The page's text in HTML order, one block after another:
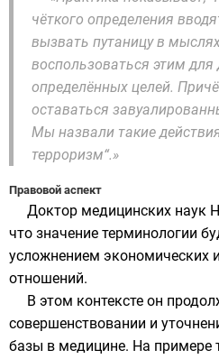
чёткого определения
вызвать путаницу в
воспользоваться этим для
определённых целей.
оставаться
Мы назвали такие
терроризм“.»
Правовой аспект
Доктор медицинских наук
что значение терминологии
усложнением экономических
отношений.
В этом контексте он
совершенствовании и
базы в медицине. На примере